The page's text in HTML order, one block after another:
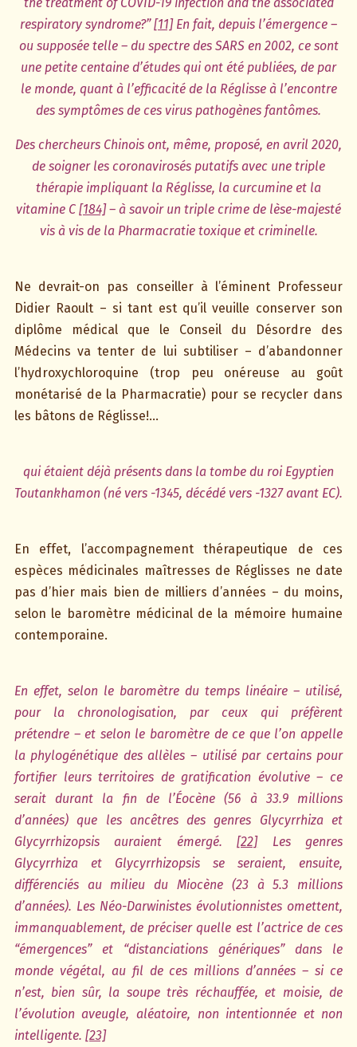
respiratory syndrome?”[11] En fait, depuis l’émergence –
ou supposée telle – du spectre des SARS en 2002, ce sont
une petite centaine d’études qui ont été publiées, de par
le monde, quant à l’efficacité de la Réglisse à l’encontre
des symptômes de ces virus pathogènes fantômes.
Des chercheurs Chinois ont, même, proposé, en avril 2020,
de soigner les coronavirosés putatifs avec une triple
thérapie impliquant la Réglisse, la curcumine et la
vitamine C [184] – à savoir un triple crime de lèse-majesté
vis à vis de la Pharmacratie toxique et criminelle.
Ne devrait-on pas conseiller à l’éminent Professeur
Didier Raoult – si tant est qu’il veuille conserver son
diplôme médical que le Conseil du Désordre des
Médecins va tenter de lui subtiliser – d’abandonner
l’hydroxychloroquine (trop peu onéreuse au goût
monétarisé de la Pharmacratie) pour se recycler dans
les bâtons de Réglisse!…
qui étaient déjà présents dans la tombe du roi Egyptien
Toutankhamon (né vers -1345, décédé vers -1327 avant EC).
En effet, l’accompagnement thérapeutique de ces
espèces médicinales maîtresses de Réglisses ne date
pas d’hier mais bien de milliers d’années – du moins,
selon le baromètre médicinal de la mémoire humaine
contemporaine.
En effet, selon le baromètre du temps linéaire – utilisé,
pour la chronologisation, par ceux qui préfèrent
prétendre – et selon le baromètre de ce que l’on appelle
la phylogénétique des allèles – utilisé par certains pour
fortifier leurs territoires de gratification évolutive – ce
serait durant la fin de l’Éocène (56 à 33.9 millions
d’années) que les ancêtres des genres Glycyrrhiza et
Glycyrrhizopsis auraient émergé.[22] Les genres
Glycyrrhiza et Glycyrrhizopsis se seraient, ensuite,
différenciés au milieu du Miocène (23 à 5.3 millions
d’années). Les Néo-Darwinistes évolutionnistes omettent,
immanquablement, de préciser quelle est l’actrice de ces
“émergences” et “distanciations génériques” dans le
monde végétal, au fil de ces millions d’années – si ce
n’est, bien sûr, la soupe très réchauffée, et moisie, de
l’évolution aveugle, aléatoire, non intentionnée et non
intelligente. [23]